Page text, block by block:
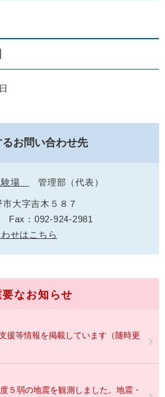
お問い合わせ先
験場 管理部（代表）
市大字吉木５８７
Fax：092-924-2981
せはこちら
要なお知らせ
援等情報を掲載しています（随時更
５弱の地震を観測しました。地震・